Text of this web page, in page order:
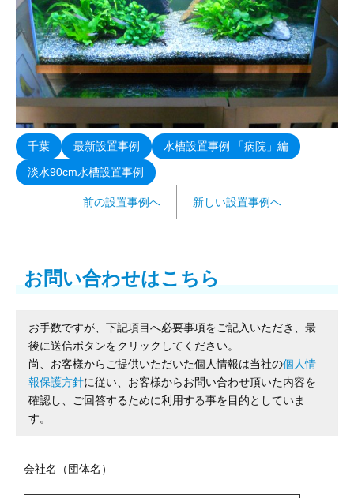
千葉 最新設置事例 水槽設置事例 「病院」編
淡水90cm水槽設置事例
前の設置事例へ 新しい設置事例へ
お問い合わせはこちら
お手数ですが、下記項目へ必要事項をご記入いただき、最
後に送信ボタンをクリックしてください。
尚、お客様からご提供いただいた個人情報は当社の個人情
報保護方針に従い、お客様からお問い合わせ頂いた内容を
確認し、ご回答するために利用する事を目的としていま
す。
会社名（団体名）